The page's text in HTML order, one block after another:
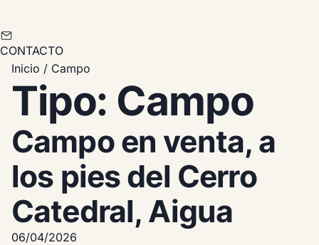
CONTACTO
Inicio / Campo
Tipo: Campo
Campo en venta, a
los pies del Cerro
Catedral, Aigua
06/04/2026